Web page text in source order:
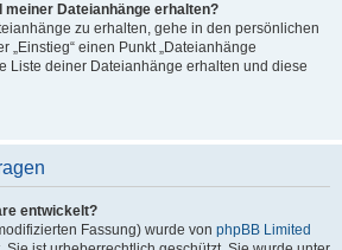
meiner Dateianhänge erhalten?
zu erhalten, gehe in den persönlichen
„Einstieg“ einen Punkt „Dateianhänge
Liste deiner Dateianhänge erhalten und diese
entwickelt?
Fassung) wurde von phpBB Limited